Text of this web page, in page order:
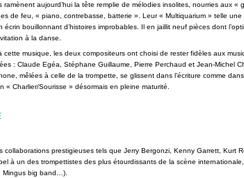
ramènent aujourd’hui la tête remplie de mélodies insolites, nourries aux «
de feu, « piano, contrebasse, batterie ». Leur « Multiquarium » telle
bouillonnant d’histoires improbables. Il en jaillit neuf pièces dont
à la danse.
musique, les deux compositeurs ont choisi de rester fidèles aux
: Claude Egéa, Stéphane Guillaume, Pierre Perchaud et Jean-Michel
mêlées à celle de la trompette, se glissent dans l’écriture comme
« Charlier/Sourisse » désormais en pleine maturité.
collaborations prestigieuses tels que Jerry Bergonzi, Kenny Garrett, Kurt
à un des trompettistes des plus étourdissants de la scène
Mingus big band…).